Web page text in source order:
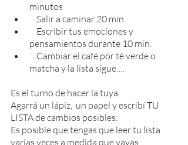
minutos
    Salir a caminar 20 min.
pensamientos durante 10 min.
matcha y la lista sigue….
Es el turno de hacer la tuya.
Agarrá un lápiz,  un papel y escribí TU
LISTA de cambios posibles.
Es posible que tengas que leer tu lista
varias veces a medida que vayas